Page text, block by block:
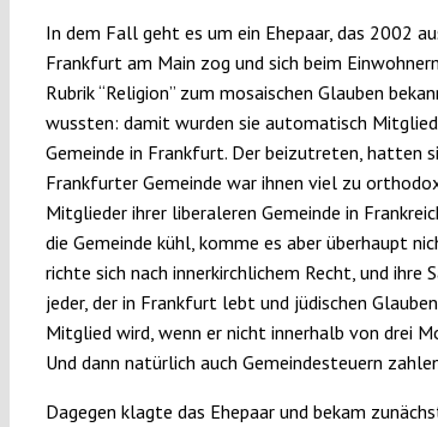
In dem Fall geht es um ein Ehepaar, das 2002
Frankfurt am Main zog und sich beim
Rubrik “Religion” zum mosaischen Glauben
wussten: damit wurden sie automatisch Mitglied
Gemeinde in Frankfurt. Der beizutreten, hatten
Frankfurter Gemeinde war ihnen viel zu
Mitglieder ihrer liberaleren Gemeinde in
die Gemeinde kühl, komme es aber überhaupt
richte sich nach innerkirchlichem Recht, und ihre
jeder, der in Frankfurt lebt und jüdischen
Mitglied wird, wenn er nicht innerhalb von drei
Und dann natürlich auch Gemeindesteuern
Dagegen klagte das Ehepaar und bekam